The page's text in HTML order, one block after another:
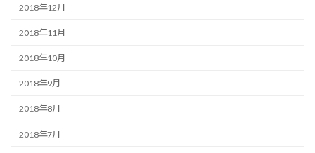
2018年12月
2018年11月
2018年10月
2018年9月
2018年8月
2018年7月